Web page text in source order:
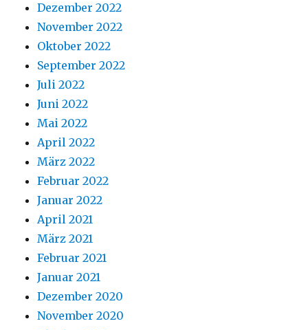
Dezember 2022
November 2022
Oktober 2022
September 2022
Juli 2022
Juni 2022
Mai 2022
April 2022
März 2022
Februar 2022
Januar 2022
April 2021
März 2021
Februar 2021
Januar 2021
Dezember 2020
November 2020